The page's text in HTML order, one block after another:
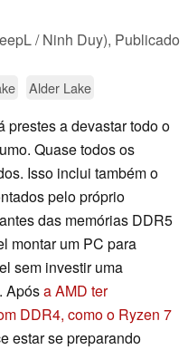
/ Ninh Duy), Publicado
Alder Lake
prestes a devastar todo o
Quase todos os
Isso inclui também o
pelo próprio
das memórias DDR5
montar um PC para
sem investir uma
Apósa AMD ter
DDR4, como o Ryzen 7
estar se preparando